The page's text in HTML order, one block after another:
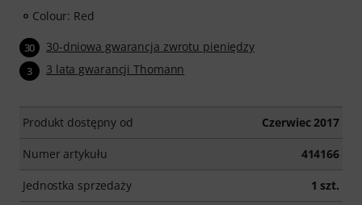
Colour: Red
30 30-dniowa gwarancja zwrotu pieniędzy
3 3 lata gwarancji Thomann
Produkt dostępny od Czerwiec 2017
Numer artykułu 414166
Jednostka sprzedaży 1 szt.